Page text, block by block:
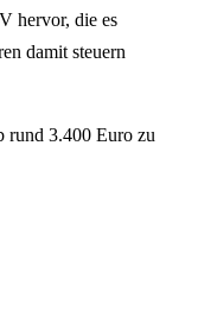
hervor, die es
damit steuern
rund 3.400 Euro zu